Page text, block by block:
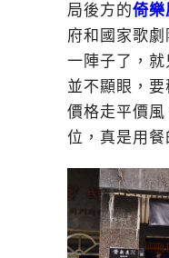
局後方的倚樂
府和國家歌
一陣子了，
並不顯眼，
價格走平價
位，真是用餐